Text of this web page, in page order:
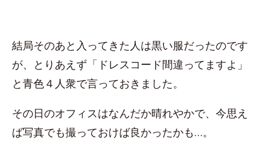
結局そのあと入ってきた人は黒い服だったのです
が、とりあえず「ドレスコード間違ってますよ」
と青色４人衆で言っておきました。
その日のオフィスはなんだか晴れやかで、今思え
ば写真でも撮っておけば良かったかも…。